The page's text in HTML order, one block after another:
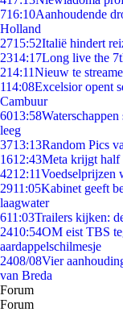
716:10Aanhoudende
Holland
2715:52Italië hindert
2314:17Long live the
214:11Nieuw te
114:08Excelsior opent
Cambuur
6013:58
leeg
3713:13Random Pics
1612:43Meta krijgt half
4212:11Voedselprijzen
2911:05Kabinet geeft
laagwater
611:03Trailers kijken:
2410:54OM eist TBS
aardappelschilmesje
2408/08Vier
van Breda
Forum
Forum